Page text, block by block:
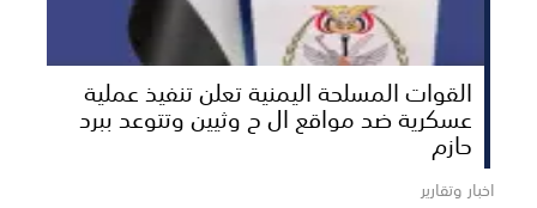
القوات المسلحة اليمنية تعلن تنفيذ عملية
عسكرية ضد مواقع ال ح وثيين وتتوعد ببرد
حازم
اخبار وتقارير